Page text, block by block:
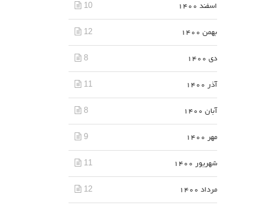
اسفند 1400 10
بهمن 1400 12
دی 1400 8
آذر 1400 11
آبان 1400 8
مهر 1400 9
شهریور 1400 11
مرداد 1400 12